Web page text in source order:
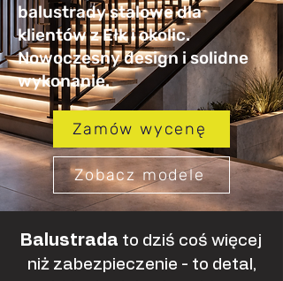
balustrady stalowe dla
klientów z Ełk i okolic.
Nowoczesny design i solidne
wykonanie.
Zamów wycenę
Zobacz modele
Balustrada to dziś coś więcej
niż zabezpieczenie - to detal,